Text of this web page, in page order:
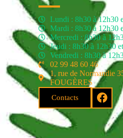
Lundi : 8h30 à 12h30
Mardi : 8h30 à 12h30
Mercredi : 8h30 à
Jeudi : 8h30 à 12h30
Vendredi : 8h30 à
02 99 48 60 46
1, rue de Normandie
FOUGÈRES
Contacts